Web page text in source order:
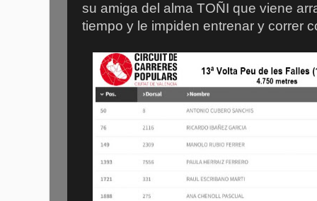
su amiga del alma TOÑI que viene
tiempo y le impiden entrenar y correr